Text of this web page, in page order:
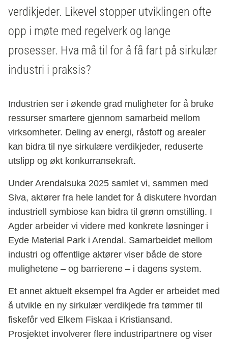
verdikjeder. Likevel stopper utviklingen ofte
opp i møte med regelverk og lange
prosesser. Hva må til for å få fart på sirkulær
industri i praksis?
Industrien ser i økende grad muligheter for å bruke
ressurser smartere gjennom samarbeid mellom
virksomheter. Deling av energi, råstoff og arealer
kan bidra til nye sirkulære verdikjeder, reduserte
utslipp og økt konkurransekraft.
Under Arendalsuka 2025 samlet vi, sammen med
Siva, aktører fra hele landet for å diskutere hvordan
industriell symbiose kan bidra til grønn omstilling. I
Agder arbeider vi videre med konkrete løsninger i
Eyde Material Park i Arendal. Samarbeidet mellom
industri og offentlige aktører viser både de store
mulighetene – og barrierene – i dagens system.
Et annet aktuelt eksempel fra Agder er arbeidet med
å utvikle en ny sirkulær verdikjede fra tømmer til
fiskefôr ved Elkem Fiskaa i Kristiansand.
Prosjektet involverer flere industripartnere og viser